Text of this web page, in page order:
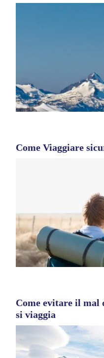
Come Viaggiare
Come evitare il mal
si viaggia